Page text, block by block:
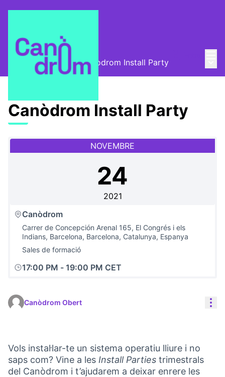
Canòdrom Obert / Canòdrom Install Party
Canòdrom Install Party
NOVEMBRE
24
2021
Canòdrom
Carrer de Concepción Arenal 165, El Congrés i els
Indians, Barcelona, Barcelona, Catalunya, Espanya
Sales de formació
17:00 PM - 19:00 PM CET
Canòdrom Obert
Vols instal·lar-te un sistema operatiu lliure i no
saps com? Vine a les Install Parties trimestrals
del Canòdrom i t’ajudarem a deixar enrere les